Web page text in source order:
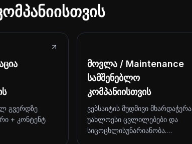
გვერდზე
+ კონტენტ
მოვლა / Maintenance
სამშენებლო
კომპანიისთვის
ვებსაიტის მუდმივი მხარდაჭერა,
უახლოესი ცვლილებები და
სიცოცხლისუნარიანობა.…